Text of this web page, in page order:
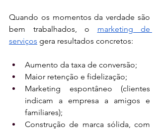
Quando os momentos da verdade são
bem trabalhados, o marketing de
serviços gera resultados concretos:
Aumento da taxa de conversão;
Maior retenção e fidelização;
Marketing espontâneo (clientes
indicam a empresa a amigos e
familiares);
Construção de marca sólida, com